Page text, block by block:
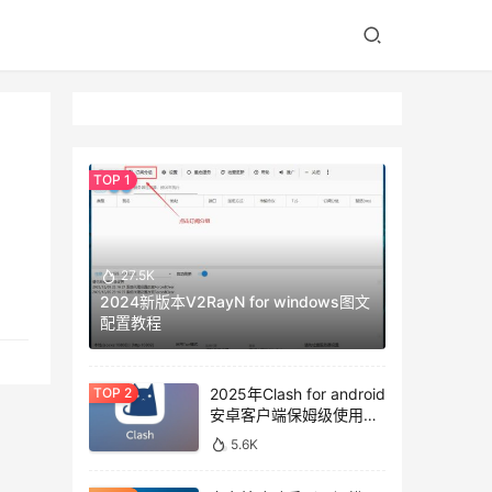
27.5K
2024新版本V2RayN for windows图文
配置教程
2025年Clash for android
安卓客户端保姆级使用教
程
5.6K